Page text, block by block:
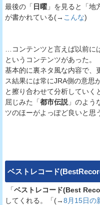
最後の「 日曜 」を見ると「地
が書かれている(→ こんな)
…コンテンツと言えば以前に
というコンテンツがあった。
基本的に裏ネタ風な内容で、
ス結果には常にJRA側の意思
と擦り合わせて分析していく
屈じみた「都市伝説 」のよ
ツのほーがよっぽど良いと思
ベストレコード
「ベストレコード(Best
してくれる。「(→8月15日の